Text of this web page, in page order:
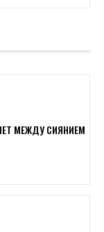
МЕЖДУ СИЯНИЕМ